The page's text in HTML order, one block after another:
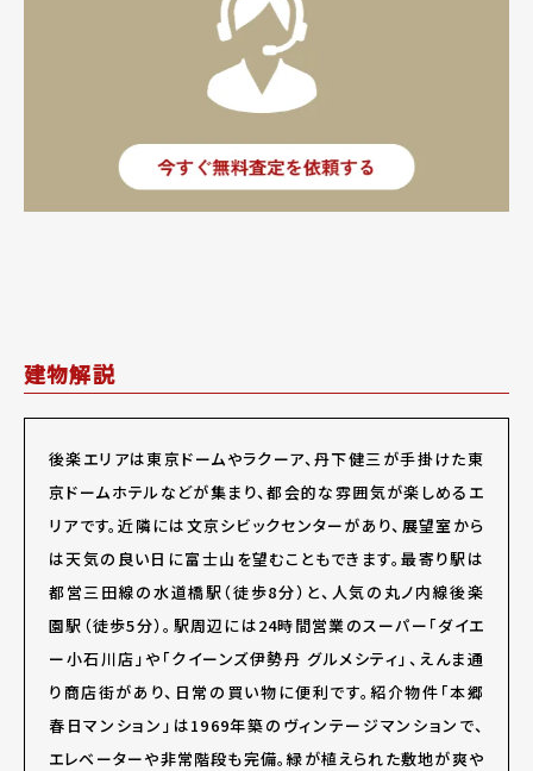
建物解説
後楽エリアは東京ドームやラクーア、丹下健三が手掛けた東
京ドームホテルなどが集まり、都会的な雰囲気が楽しめるエ
リアです。近隣には文京シビックセンターがあり、展望室から
は天気の良い日に富士山を望むこともできます。最寄り駅は
都営三田線の水道橋駅（徒歩8分）と、人気の丸ノ内線後楽
園駅（徒歩5分）。駅周辺には24時間営業のスーパー「ダイエ
ー小石川店」や「クイーンズ伊勢丹 グルメシティ」、えんま通
り商店街があり、日常の買い物に便利です。紹介物件「本郷
春日マンション」は1969年築のヴィンテージマンションで、
エレベーターや非常階段も完備。緑が植えられた敷地が爽や